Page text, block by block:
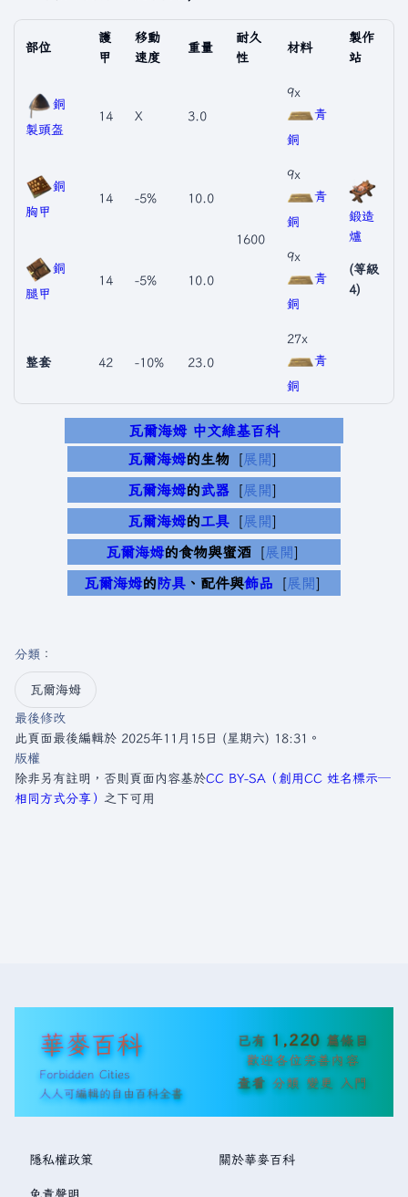
部位
護
甲
移動
速度
重量
耐久
性
材料
製作
站
銅
製頭盔
14 X 3.0
1600
9x
青
銅
鍛造
爐
(等級
4)
銅
胸甲
14 -5% 10.0
9x
青
銅
銅
腿甲
14 -5% 10.0
9x
青
銅
整套 42 -10% 23.0
27x
青
銅
瓦爾海姆 中文維基百科
瓦爾海姆的生物
展開
瓦爾海姆的武器
展開
瓦爾海姆的工具
展開
瓦爾海姆的食物與蜜酒
展開
瓦爾海姆的防具、配件與飾品 展開
分類 ：​
瓦爾海姆
最後修改
此頁面最後編輯於 2025年11月15日 (星期六) 18:31。
版權
除非另有註明，否則頁面內容基於CC BY-SA（創用CC 姓名標示─
相同方式分享） 之下可用
華麥百科
Forbidden Cities
人人可編輯的自由百科全書
已有 1,220 篇條目
歡迎各位完善內容
查看 分類 變更 入門
隱私權政策 關於華麥百科